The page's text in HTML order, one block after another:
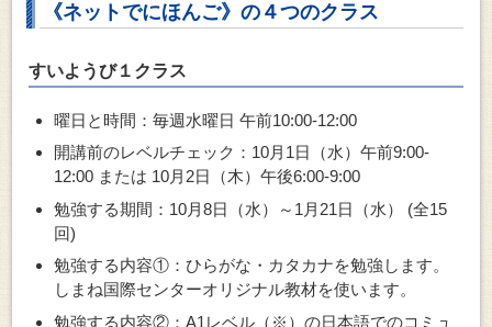
《ネットでにほんご》の４つのクラス
すいようび１クラス
曜日と時間：毎週水曜日 午前10:00-12:00
開講前のレベルチェック：10月1日（水）午前9:00-
12:00 または 10月2日（木）午後6:00-9:00
勉強する期間：10月8日（水）～1月21日（水） (全15
回)
勉強する内容①：ひらがな・カタカナを勉強します。
しまね国際センターオリジナル教材を使います。
勉強する内容②：A1レベル（※）の日本語でのコミュ